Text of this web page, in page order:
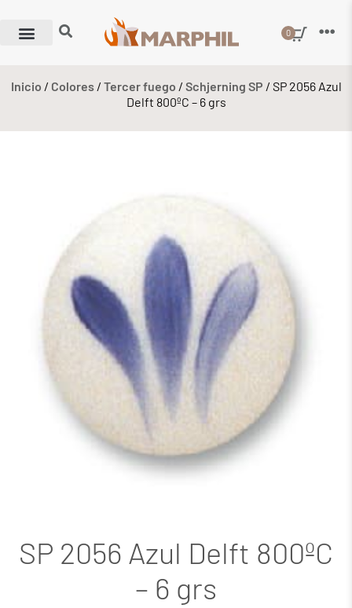
0
Inicio / Colores/ Tercer fuego / Schjerning SP / SP 2056 Azul
Delft 800ºC – 6 grs
SP 2056 Azul Delft 800ºC
– 6 grs